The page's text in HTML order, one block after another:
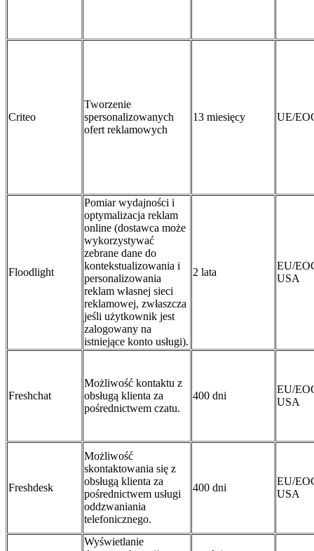
Criteo
Tworzenie
spersonalizowanych
ofert reklamowych
13 miesięcy UE/
Floodlight
Pomiar wydajności i
optymalizacja reklam
online (dostawca może
wykorzystywać
zebrane dane do
kontekstualizowania i
personalizowania
reklam własnej sieci
reklamowej, zwłaszcza
jeśli użytkownik jest
zalogowany na
istniejące konto usługi).
2 lata
EU/
USA
Freshchat
Możliwość kontaktu z
obsługą klienta za
pośrednictwem czatu.
400 dni
EU/
USA
Freshdesk
Możliwość
skontaktowania się z
obsługą klienta za
pośrednictwem usługi
oddzwaniania
telefonicznego.
400 dni
EU/
USA
Wyświetlanie